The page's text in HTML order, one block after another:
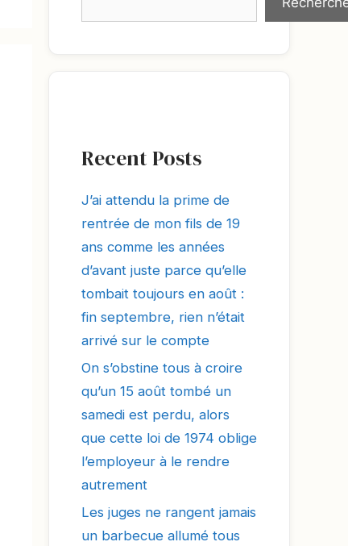
Recent Posts
J’ai attendu la prime de
rentrée de mon fils de 19
ans comme les années
d’avant juste parce qu’elle
tombait toujours en août :
fin septembre, rien n’était
arrivé sur le compte
On s’obstine tous à croire
qu’un 15 août tombé un
samedi est perdu, alors
que cette loi de 1974 oblige
l’employeur à le rendre
autrement
Les juges ne rangent jamais
un barbecue allumé tous